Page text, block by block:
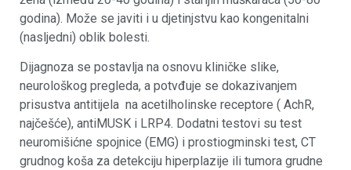
godina). Može se javiti i u djetinjstvu kao kongenitalni
(nasljedni) oblik bolesti.
Dijagnoza se postavlja na osnovu kliničke slike,
neurološkog pregleda, a potvđuje se dokazivanjem
prisustva antitijela na acetilholinske receptore ( AchR,
najčešće), antiMUSK i LRP4. Dodatni testovi su test
neuromišićne spojnice (EMG) i prostiogminski test, CT
grudnog koša za detekciju hiperplazije ili tumora grudne